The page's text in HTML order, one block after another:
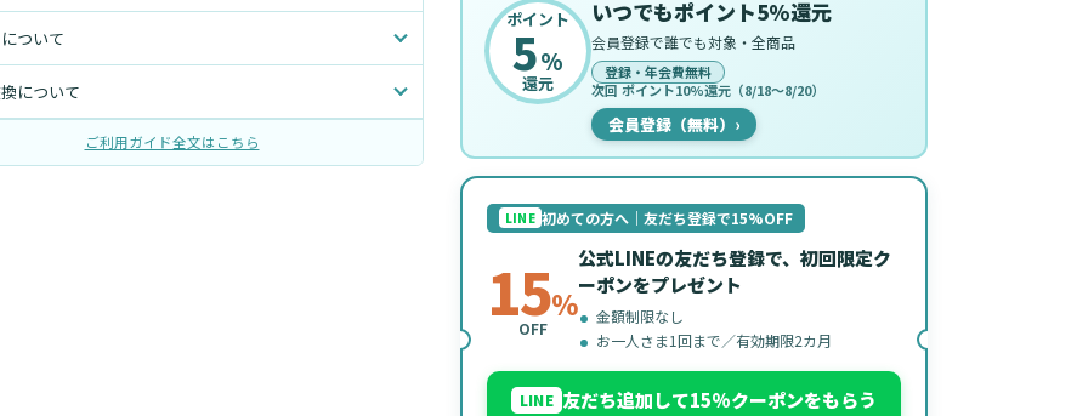
ついて
について
ご利用ガイド全文はこちら
ポイント
5%
還元
いつでもポイント5%還元
会員登録で誰でも対象・全商品
登録・年会費無料
次回 ポイント10%還元（8/18〜8/20）
会員登録（無料） ›
LINE 初めての方へ｜友だち登録で15%OFF
15%
OFF
公式LINEの友だち登録で、初回限定ク
ーポンをプレゼント
金額制限なし
お一人さま1回まで／有効期限2カ月
LINE 友だち追加して15%クーポンをもらう